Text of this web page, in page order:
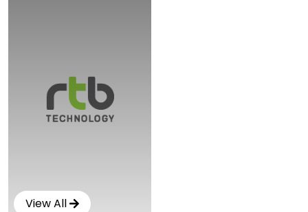
View All